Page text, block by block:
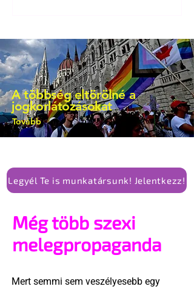
A többség eltörölné a
jogkorlátozásokat
Tovább
Legyél Te is munkatársunk! Jelentkezz!
Még több szexi
melegpropaganda
Mert semmi sem veszélyesebb egy